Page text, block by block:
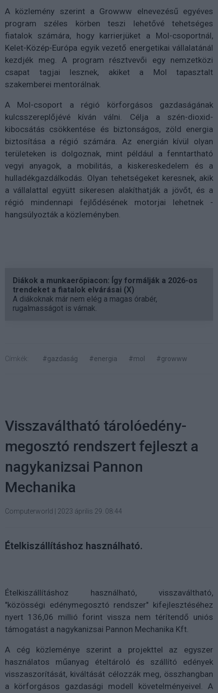
A közlemény szerint a Growww elnevezésű egyéves
program széles körben teszi lehetővé tehetséges
fiatalok számára, hogy karrierjüket a Mol-csoportnál,
Kelet-Közép-Európa egyik vezető energetikai vállalatánál
kezdjék meg. A program résztvevői egy nemzetközi
csapat tagjai lesznek, akiket a Mol tapasztalt
szakemberei mentorálnak.
A Mol-csoport a régió körforgásos gazdaságának
kulcsszereplőjévé kíván válni. Célja a szén-dioxid-
kibocsátás csökkentése és biztonságos, zöld energia
biztosítása a régió számára. Az energián kívül olyan
területeken is dolgoznak, mint például a fenntartható
vegyi anyagok, a mobilitás, a kiskereskedelem és a
hulladékgazdálkodás. Olyan tehetségeket keresnek, akik
a vállalattal együtt sikeresen alakíthatják a jövőt, és a
régió mindennapi fejlődésének motorjai lehetnek -
hangsúlyozták a közleményben.
Diákok a munkaerőpiacon: Így formálják a 2026-os
trendeket a fiatalok elvárásai (X)
A diákoknak már nem elég a magas órabér,
rugalmasságot is várnak.
Címkék: #gazdaság #energia #mol #growww
Visszaváltható tárolóedény-
megosztó rendszert fejleszt a
nagykanizsai Pannon
Mechanika
Computerworld 2023 április 29. 08:44
Ételkiszállításhoz használható.
Ételkiszállításhoz használható, visszaváltható,
"közösségi edénymegosztó rendszer" kifejlesztéséhez
nyert 136,06 millió forint vissza nem térítendő uniós
támogatást a nagykanizsai Pannon Mechanika Kft.
A cég közleménye szerint a projekttel az egyszer
használatos műanyag ételtároló és szállító edények
visszaszorítását, kiváltását célozzák meg, összhangban
a körforgásos gazdasági modell követelményeivel. A